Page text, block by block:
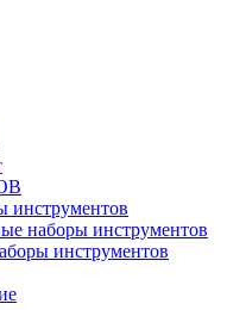
инструментов
наборы инструментов
инструментов